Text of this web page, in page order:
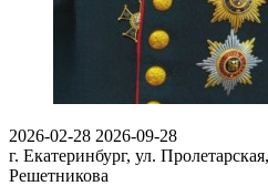
2026-02-28 2026-09-28
г. Екатеринбург, ул.
Решетникова